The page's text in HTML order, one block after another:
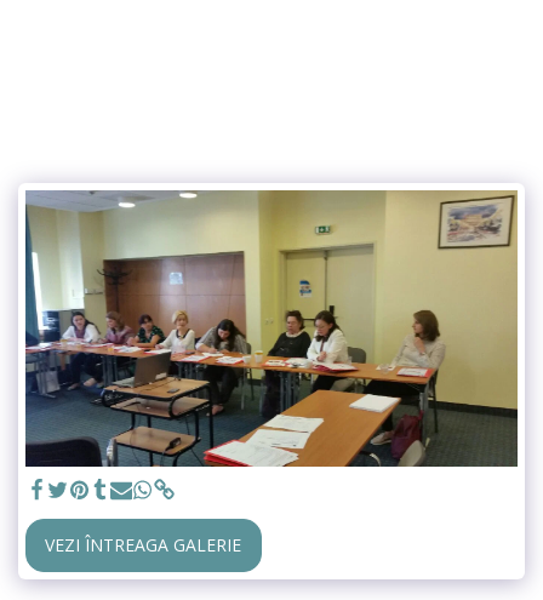
VEZI ÎNTREAGA GALERIE